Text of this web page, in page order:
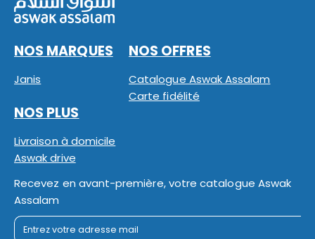
NOS MARQUES
Janis
NOS OFFRES
Catalogue Aswak Assalam
Carte fidélité
NOS PLUS
Livraison à domicile
Aswak drive
Recevez en avant-première, votre catalogue Aswak
Assalam